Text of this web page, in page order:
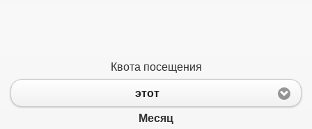
Квота посещения
этот
Месяц